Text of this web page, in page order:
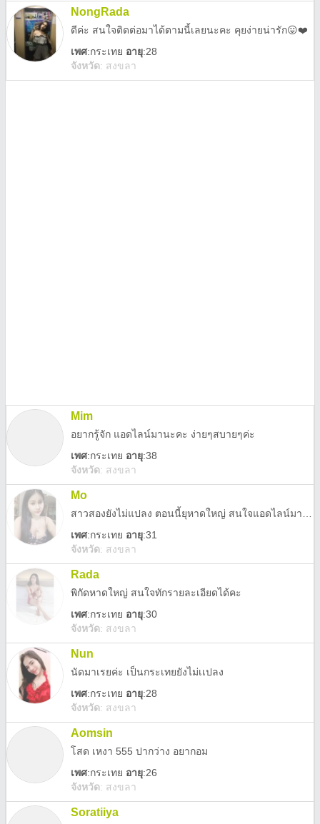
NongRada
ดีค่ะ สนใจติดต่อมาได้ตามนี้เลยนะคะ คุยง่ายน่ารัก😛❤️
เพศ:กระเทย อายุ:28
จังหวัด: สงขลา
Mim
อยากรู้จัก แอดไลน์มานะคะ ง่ายๆสบายๆค่ะ
เพศ:กระเทย อายุ:38
จังหวัด: สงขลา
Mo
เพศ:กระเทย อายุ:31
จังหวัด: สงขลา
Rada
พิกัดหาดใหญ่ สนใจทักรายละเอียดได้คะ
เพศ:กระเทย อายุ:30
จังหวัด: สงขลา
Nun
นัดมาเรยค่ะ เป็นกระเทยยังไม่เเปลง
เพศ:กระเทย อายุ:28
จังหวัด: สงขลา
Aomsin
โสด เหงา 555 ปากว่าง อยากอม
เพศ:กระเทย อายุ:26
จังหวัด: สงขลา
Soratiiya